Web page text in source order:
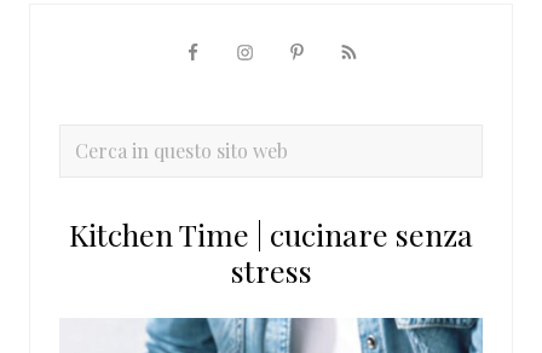
primaria
Cerca
sito
Kitchen Time | cucinare senza
stress